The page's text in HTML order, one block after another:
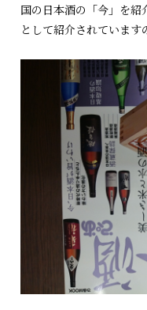
国の日本酒の「今」を紹
として紹介されています